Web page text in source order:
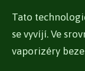
Tato
se vyvíjí. Ve
vaporizéry